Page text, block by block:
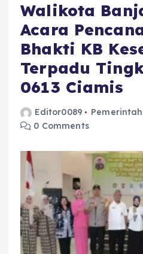
Walikota
Acara
Bhakti KB
Terpadu
0613 Ciamis
Editor0089 Pemerintah
0 Comments